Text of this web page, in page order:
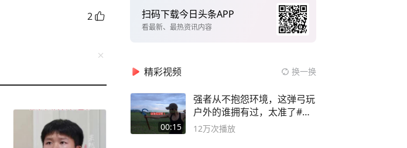
2
扫码下载今日头条APP
看最新、最热资讯内容
精彩视频 换一换
00:15
强者从不抱怨环境，这弹弓玩
户外的谁拥有过，太准了#弹
弓#户外
12万次播放